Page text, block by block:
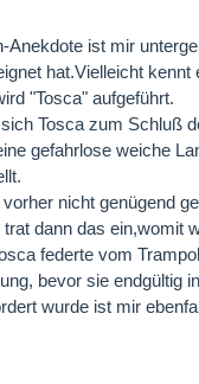
Anekdote ist mir
hat.Vielleicht
"Tosca" aufgeführt.
Tosca zum Schluß
gefahrlose weiche
nicht genügend
trat dann das ein,womit
federte vom
bevor sie endgültig
wurde ist mir